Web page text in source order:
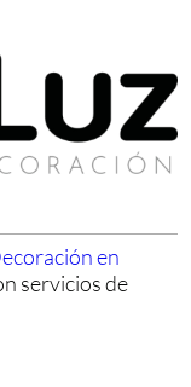
en
servicios de